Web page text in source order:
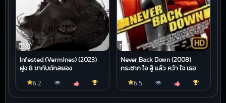
สยอง
ขวัญ
Infested (Vermines) (2023)
ฝูง 8 ขากับดักสยอง
6.2
หนัง
HD
Never Back Down (2008)
กระชาก ใจ สู้ แล้ว คว้า ใจ เธอ
6.5